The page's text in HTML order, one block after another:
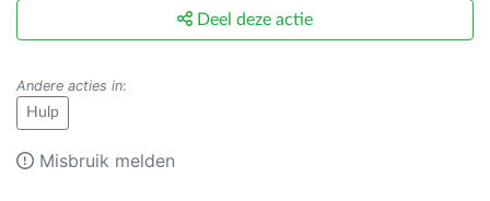
Deel deze actie
Andere acties in:
Hulp
Misbruik melden